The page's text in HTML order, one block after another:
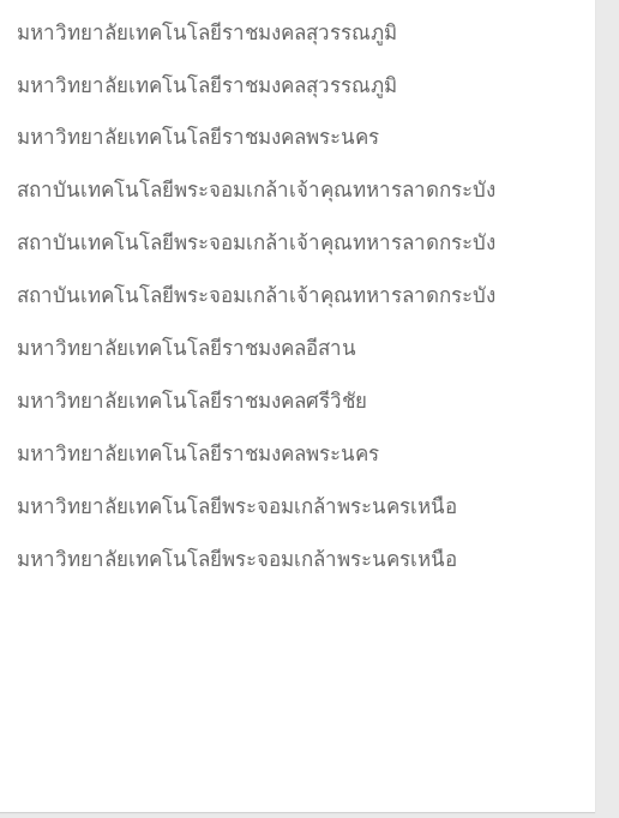
มหาวิทยาลัยเทคโนโลยีราชมงคลสุวรรณภูมิ
มหาวิทยาลัยเทคโนโลยีราชมงคลสุวรรณภูมิ
มหาวิทยาลัยเทคโนโลยีราชมงคลพระนคร
สถาบันเทคโนโลยีพระจอมเกล้าเจ้าคุณทหารลาดกระบัง
สถาบันเทคโนโลยีพระจอมเกล้าเจ้าคุณทหารลาดกระบัง
สถาบันเทคโนโลยีพระจอมเกล้าเจ้าคุณทหารลาดกระบัง
มหาวิทยาลัยเทคโนโลยีราชมงคลอีสาน
มหาวิทยาลัยเทคโนโลยีราชมงคลศรีวิชัย
มหาวิทยาลัยเทคโนโลยีราชมงคลพระนคร
มหาวิทยาลัยเทคโนโลยีพระจอมเกล้าพระนครเหนือ
มหาวิทยาลัยเทคโนโลยีพระจอมเกล้าพระนครเหนือ